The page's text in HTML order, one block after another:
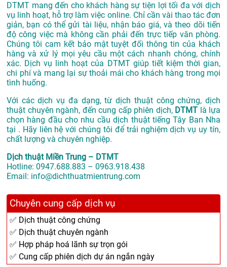
DTMT mang đến cho khách hàng sự tiện lợi tối đa với dịch
vụ linh hoạt, hỗ trợ làm việc online. Chỉ cần vài thao tác đơn
giản, bạn có thể gửi tài liệu, nhận báo giá, và theo dõi tiến
độ công việc mà không cần phải đến trực tiếp văn phòng.
Chúng tôi cam kết bảo mật tuyệt đối thông tin của khách
hàng và xử lý mọi yêu cầu một cách nhanh chóng, chính
xác. Dịch vụ linh hoạt của DTMT giúp tiết kiệm thời gian,
chi phí và mang lại sự thoải mái cho khách hàng trong mọi
tình huống.
Với các dịch vụ đa dạng, từ dịch thuật công chứng, dịch
thuật chuyên ngành, đến cung cấp phiên dịch, DTMT là lựa
chọn hàng đầu cho nhu cầu dịch thuật tiếng Tây Ban Nha
tại . Hãy liên hệ với chúng tôi để trải nghiệm dịch vụ uy tín,
chất lượng và chuyên nghiệp.
Dịch thuật Miền Trung – DTMT
Hotline: 0947.688.883 – 0963.918.438
Email: info@dichthuatmientrung.com
Chuyên cung cấp dịch vụ
✅ Dịch thuật công chứng
✅ Dịch thuật chuyên ngành
✅ Hợp pháp hoá lãnh sự trọn gói
✅ Cung cấp phiên dịch dự án ngắn ngày